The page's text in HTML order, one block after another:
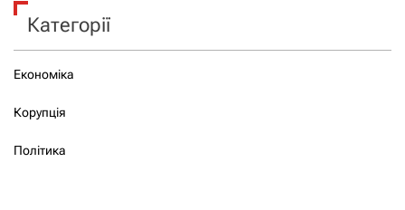
Категорії
Економіка
Корупція
Політика